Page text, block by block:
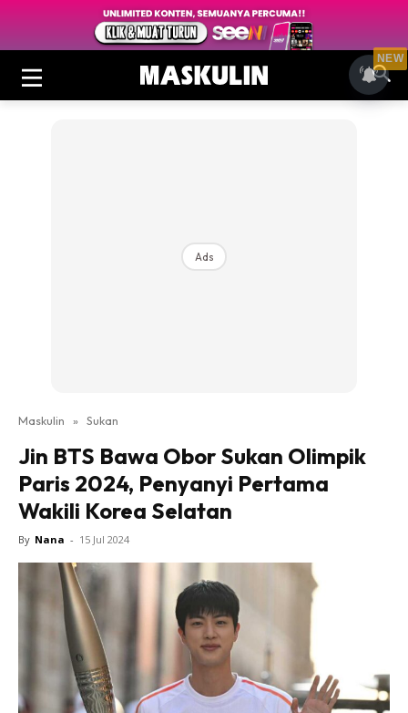
Ads
Maskulin » Sukan
Jin BTS Bawa Obor Sukan Olimpik
Paris 2024, Penyanyi Pertama
Wakili Korea Selatan
By Nana - 15 Jul 2024
NEW